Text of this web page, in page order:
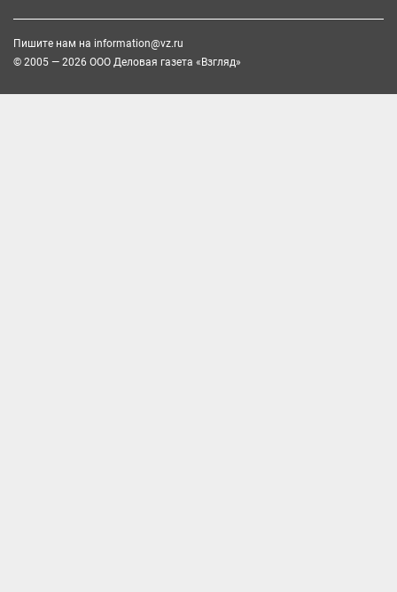
Пишите нам на information@vz.ru
© 2005 — 2026 ООО Деловая газета «Взгляд»